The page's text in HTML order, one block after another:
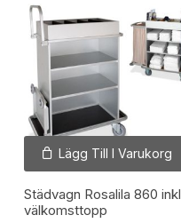
Lägg Till I Varukorg
Städvagn Rosalila 860 inkl
välkomsttopp